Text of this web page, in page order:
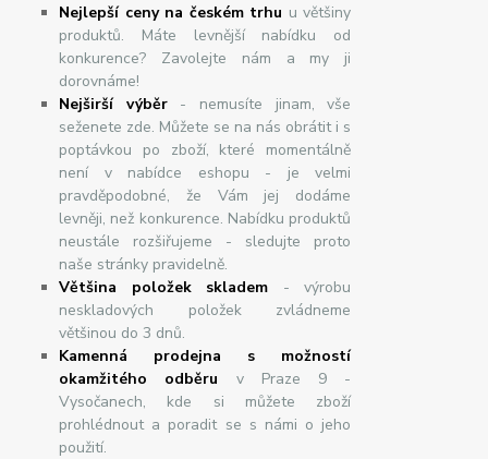
Nejlepší ceny na českém trhu u většiny
produktů. Máte levnější nabídku od
konkurence? Zavolejte nám a my ji
dorovnáme!
Nejširšívýběr- nemusíte jinam, vše
seženete zde. Můžete se na nás obrátit i s
poptávkou po zboží, které momentálně
není v nabídce eshopu - je velmi
pravděpodobné, že Vám jej dodáme
levněji, než konkurence. Nabídku produktů
neustále rozšiřujeme - sledujte proto
naše stránky pravidelně.
Většina položek skladem - výrobu
neskladových položek zvládneme
většinou do 3 dnů.
Kamenná prodejna s možností
okamžitého odběru v Praze 9 -
Vysočanech, kde si můžete zboží
prohlédnout a poradit se s námi o jeho
použití.